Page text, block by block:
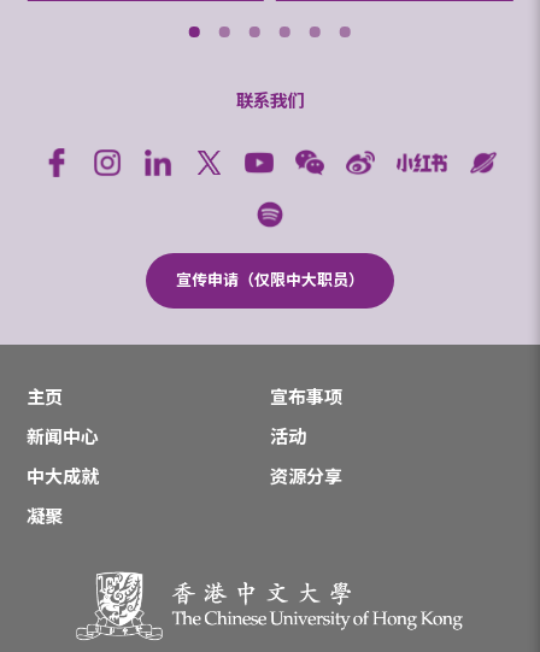
联系我们
宣传申请（仅限中大职员）
主页
宣布事项
新闻中心
活动
中大成就
资源分享
凝聚